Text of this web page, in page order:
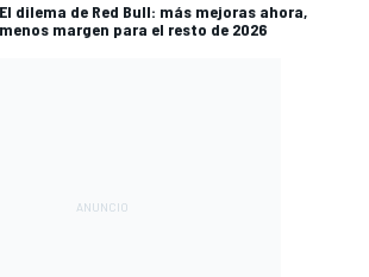
El dilema de Red Bull: más mejoras ahora,
menos margen para el resto de 2026